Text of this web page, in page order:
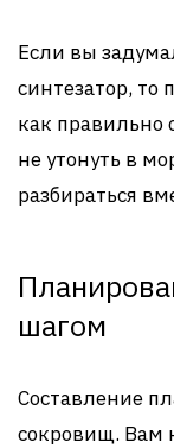
Если вы
синтезатор,
как правильно
не утонуть в
разбираться
шагом
Составление
сокровищ. Вам